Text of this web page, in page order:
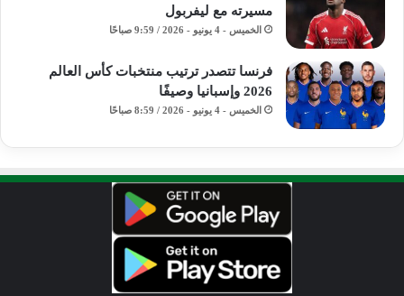
مسيرته مع ليفربول
الخميس - 4 يونيو - 2026 / 9:59 صباحًا
فرنسا تتصدر ترتيب منتخبات كأس العالم
2026 وإسبانيا وصيفًا
الخميس - 4 يونيو - 2026 / 8:59 صباحًا